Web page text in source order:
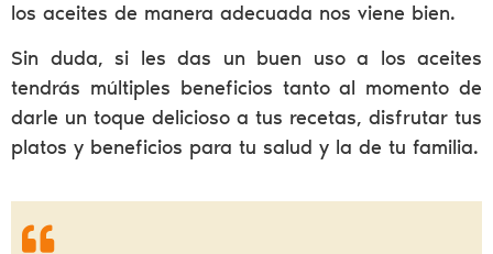
los aceites de manera adecuada nos viene bien.
Sin duda, si les das un buen uso a los aceites
tendrás múltiples beneficios tanto al momento de
darle un toque delicioso a tus recetas, disfrutar tus
platos y beneficios para tu salud y la de tu familia.